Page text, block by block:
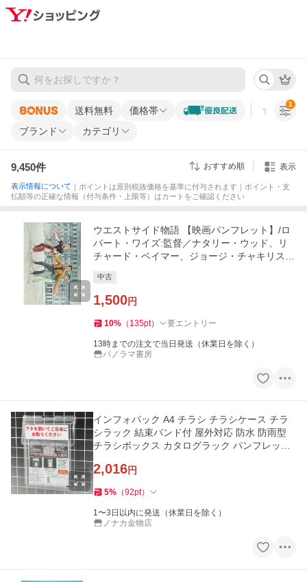
送料無料 価格帯 すべての条
ブランド カテゴリ
1
9,450件 おすすめ順 表示
表示情報について ｜ポイントは原則税抜価格を基準に付与されます｜ポイント・支
払額等の正確な情報（付与条件・上限等）はカートをご確認ください
ウエストサイド物語 【映画パンフレット】/ロ
バート・ワイズ:監督／ナタリー・ウッド、リ
チャード・ベイマー、ジョージ・チャキリス:
中古
1,500円
10% （ 135pt） 要エントリー
13時までの注文で当日発送（休業日を除く）
パノラマ書房
インフォパック A4 チラシ チラシケース チラ
シラック 結束バンド付 屋外対応 防水 防雨型
チラシボックス カタログラック パンフレット
2,016円
5% （92pt）
1〜3日以内に発送（休業日を除く）
ノナカ金物店